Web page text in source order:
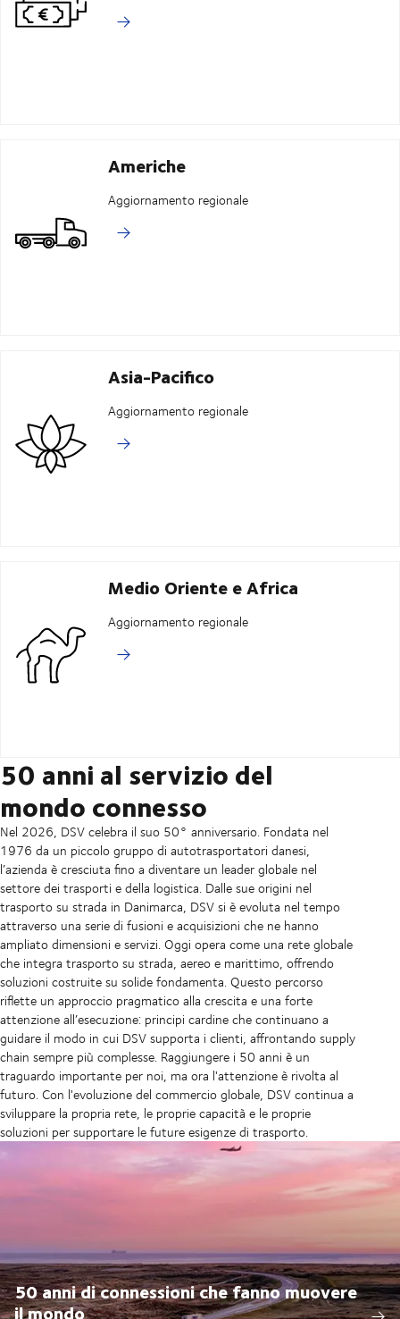
Americhe
Aggiornamento regionale
Asia-Pacifico
Aggiornamento regionale
Medio Oriente e Africa
Aggiornamento regionale
50 anni al servizio del
mondo connesso
Nel 2026, DSV celebra il suo 50° anniversario. Fondata nel
1976 da un piccolo gruppo di autotrasportatori danesi,
l’azienda è cresciuta fino a diventare un leader globale nel
settore dei trasporti e della logistica. Dalle sue origini nel
trasporto su strada in Danimarca, DSV si è evoluta nel tempo
attraverso una serie di fusioni e acquisizioni che ne hanno
ampliato dimensioni e servizi. Oggi opera come una rete globale
che integra trasporto su strada, aereo e marittimo, offrendo
soluzioni costruite su solide fondamenta. Questo percorso
riflette un approccio pragmatico alla crescita e una forte
attenzione all’esecuzione: principi cardine che continuano a
guidare il modo in cui DSV supporta i clienti, affrontando supply
chain sempre più complesse. Raggiungere i 50 anni è un
traguardo importante per noi, ma ora l'attenzione è rivolta al
futuro. Con l'evoluzione del commercio globale, DSV continua a
sviluppare la propria rete, le proprie capacità e le proprie
soluzioni per supportare le future esigenze di trasporto.
50 anni di connessioni che fanno muovere
il mondo